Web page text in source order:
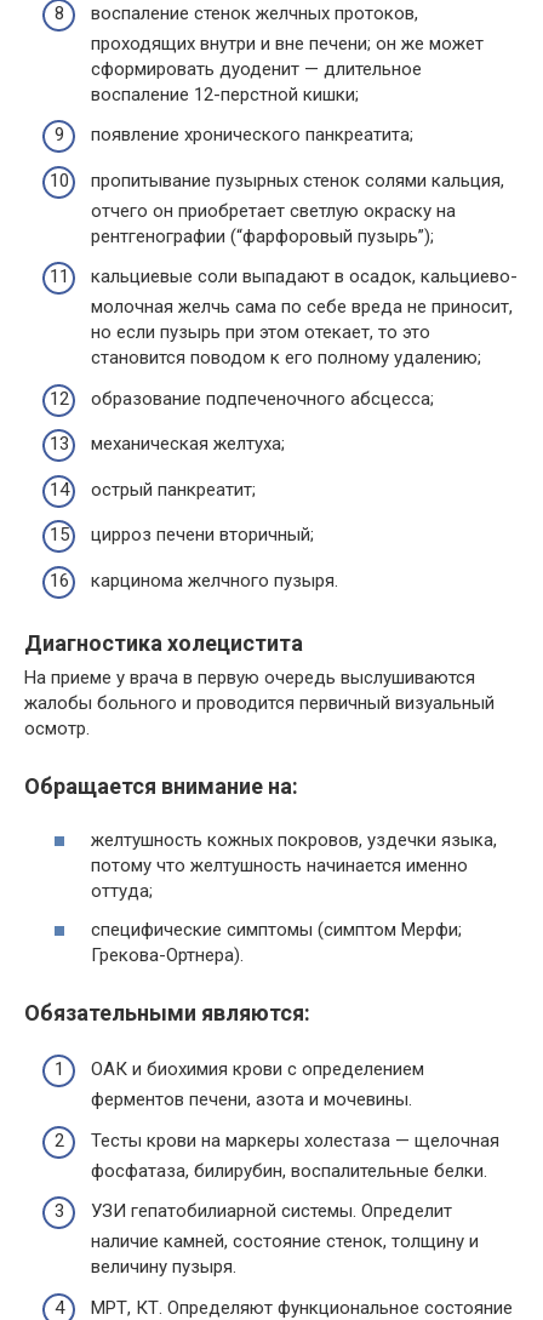
воспаление стенок желчных протоков,
проходящих внутри и вне печени; он же может
сформировать дуоденит — длительное
воспаление 12-перстной кишки;
появление хронического панкреатита;
пропитывание пузырных стенок солями кальция,
отчего он приобретает светлую окраску на
рентгенографии (“фарфоровый пузырь”);
кальциевые соли выпадают в осадок, кальциево-
молочная желчь сама по себе вреда не приносит,
но если пузырь при этом отекает, то это
становится поводом к его полному удалению;
образование подпеченочного абсцесса;
механическая желтуха;
острый панкреатит;
цирроз печени вторичный;
карцинома желчного пузыря.
Диагностика холецистита
На приеме у врача в первую очередь выслушиваются
жалобы больного и проводится первичный визуальный
осмотр.
Обращается внимание на:
желтушность кожных покровов, уздечки языка,
потому что желтушность начинается именно
оттуда;
специфические симптомы (симптом Мерфи;
Грекова-Ортнера).
Обязательными являются:
ОАК и биохимия крови с определением
ферментов печени, азота и мочевины.
Тесты крови на маркеры холестаза — щелочная
фосфатаза, билирубин, воспалительные белки.
УЗИ гепатобилиарной системы. Определит
наличие камней, состояние стенок, толщину и
величину пузыря.
МРТ, КТ. Определяют функциональное состояние